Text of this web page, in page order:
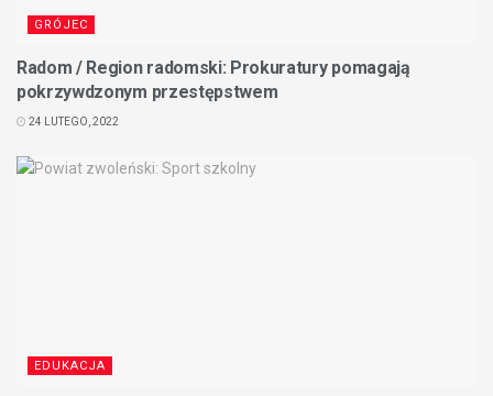
GRÓJEC
Radom / Region radomski: Prokuratury pomagają
pokrzywdzonym przestępstwem
24 LUTEGO, 2022
EDUKACJA